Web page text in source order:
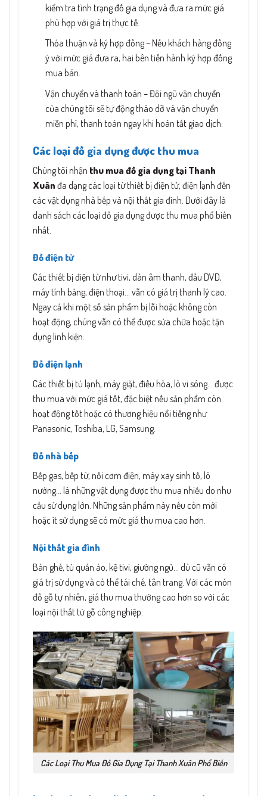
kiểm tra tình trạng đồ gia dụng và đưa ra mức giá
phù hợp với giá trị thực tế.
Thỏa thuận và ký hợp đồng – Nếu khách hàng đồng
ý với mức giá đưa ra, hai bên tiến hành ký hợp đồng
mua bán.
Vận chuyển và thanh toán – Đội ngũ vận chuyển
của chúng tôi sẽ tự động tháo dỡ và vận chuyển
miễn phí, thanh toán ngay khi hoàn tất giao dịch.
Các loại đồ gia dụng được thu mua
Chúng tôi nhận thu mua đồ gia dụng tại Thanh
Xuân đa dạng các loại từ thiết bị điện tử, điện lạnh đến
các vật dụng nhà bếp và nội thất gia đình. Dưới đây là
danh sách các loại đồ gia dụng được thu mua phổ biến
nhất.
Đồ điện tử
Các thiết bị điện tử như tivi, dàn âm thanh, đầu DVD,
máy tính bảng, điện thoại… vẫn có giá trị thanh lý cao.
Ngay cả khi một số sản phẩm bị lỗi hoặc không còn
hoạt động, chúng vẫn có thể được sửa chữa hoặc tận
dụng linh kiện.
Đồ điện lạnh
Các thiết bị tủ lạnh, máy giặt, điều hòa, lò vi sóng… được
thu mua với mức giá tốt, đặc biệt nếu sản phẩm còn
hoạt động tốt hoặc có thương hiệu nổi tiếng như
Panasonic, Toshiba, LG, Samsung.
Đồ nhà bếp
Bếp gas, bếp từ, nồi cơm điện, máy xay sinh tố, lò
nướng… là những vật dụng được thu mua nhiều do nhu
cầu sử dụng lớn. Những sản phẩm này nếu còn mới
hoặc ít sử dụng sẽ có mức giá thu mua cao hơn.
Nội thất gia đình
Bàn ghế, tủ quần áo, kệ tivi, giường ngủ… dù cũ vẫn có
giá trị sử dụng và có thể tái chế, tân trang. Với các món
đồ gỗ tự nhiên, giá thu mua thường cao hơn so với các
loại nội thất từ gỗ công nghiệp.
Các Loại Thu Mua Đồ Gia Dụng Tại Thanh Xuân Phổ Biến